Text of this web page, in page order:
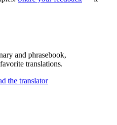
and phrasebook,
translations.